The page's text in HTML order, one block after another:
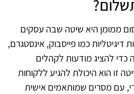
ממומן היא שיטה שבה עסקים
כמו פייסבוק, אינסטגרם,
כדי להציג מודעות לקהלים
זו הוא היכולת להגיע ללקוחות
עם מסרים שמותאמים אישית